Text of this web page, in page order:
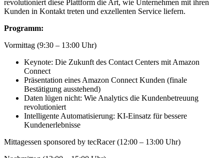
revolutioniert diese Plattform die Art, wie Unternehmen mit ihren
Kunden in Kontakt treten und exzellenten Service liefern.
Programm:
Vormittag (9:30 – 13:00 Uhr)
Keynote: Die Zukunft des Contact Centers mit Amazon
Connect
Präsentation eines Amazon Connect Kunden (finale
Bestätigung ausstehend)
Daten lügen nicht: Wie Analytics die Kundenbetreuung
revolutioniert
Intelligente Automatisierung: KI-Einsatz für bessere
Kundenerlebnisse
Mittagessen sponsored by tecRacer (12:00 – 13:00 Uhr)